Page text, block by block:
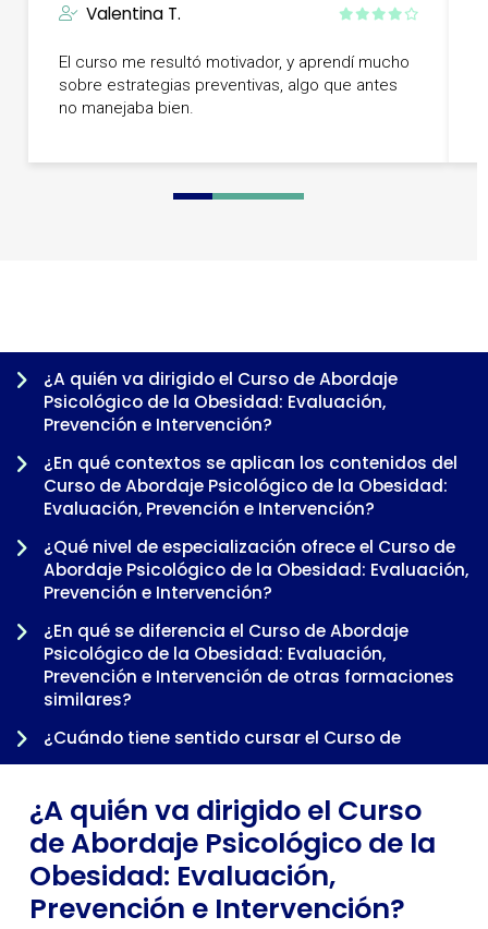
Valentina T.
El curso me resultó motivador, y aprendí mucho
sobre estrategias preventivas, algo que antes
no manejaba bien.
0 1 2 3 4 5 6 7
¿A quién va dirigido el Curso de Abordaje
Psicológico de la Obesidad: Evaluación,
Prevención e Intervención?
¿En qué contextos se aplican los contenidos del
Curso de Abordaje Psicológico de la Obesidad:
Evaluación, Prevención e Intervención?
¿Qué nivel de especialización ofrece el Curso de
Abordaje Psicológico de la Obesidad: Evaluación,
Prevención e Intervención?
¿En qué se diferencia el Curso de Abordaje
Psicológico de la Obesidad: Evaluación,
Prevención e Intervención de otras formaciones
similares?
¿Cuándo tiene sentido cursar el Curso de
Abordaje Psicológico de la Obesidad: Evaluación,
trayectoria profesional?
¿A quién va dirigido el Curso
de Abordaje Psicológico de la
Obesidad: Evaluación,
Prevención e Intervención?